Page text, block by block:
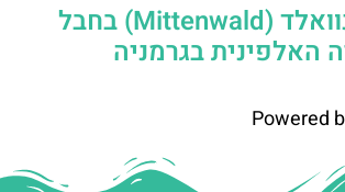
העיירה מיטנוואלד (Mittenwald) בחבל
האלפינית בגרמניה
Powered